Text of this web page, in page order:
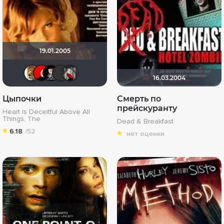
19.01.2005
murik147Чумной доктор
Ecclesiast
Бомжара с дробовиком
Мышь Белая
Цыпочки
Heart Is Deceitful Above All
Things, The
6.18 /52
16.03.2004
Смерть по
прейскуранту
Dead & Breakfast
нет оценки